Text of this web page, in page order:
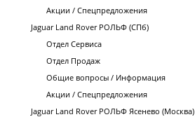
Акции / Спецпредложения
Jaguar Land Rover РОЛЬФ (СПб)
Отдел Сервиса
Отдел Продаж
Общие вопросы / Информация
Акции / Спецпредложения
Jaguar Land Rover РОЛЬФ Ясенево (Москва)